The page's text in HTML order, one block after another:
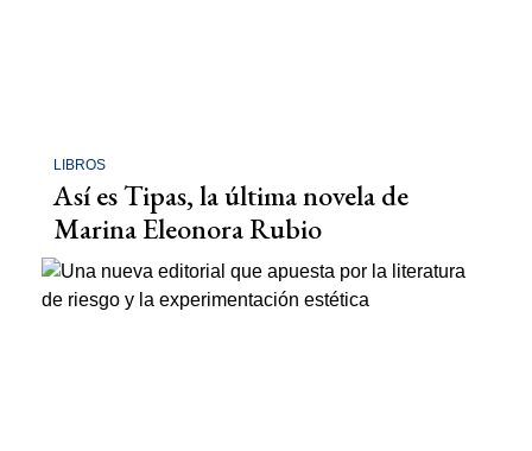
LIBROS
Así es Tipas, la última novela de
Marina Eleonora Rubio